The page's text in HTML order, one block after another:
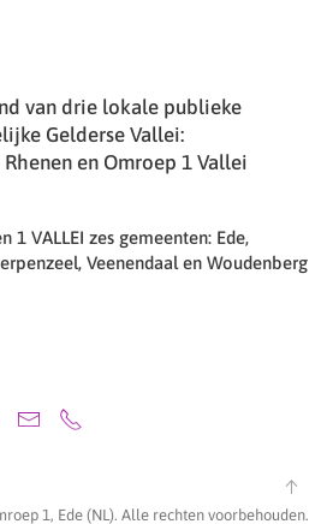
van drie lokale publieke
Gelderse Vallei:
en Omroep 1 Vallei
1 VALLEI zes gemeenten: Ede,
Veenendaal en Woudenberg
1, Ede (NL). Alle rechten voorbehouden.